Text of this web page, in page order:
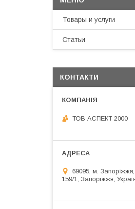
Товары и услуги
Статьи
КОНТАКТИ
ТОВ АСПЕКТ 2000
69095, м.
159/1, Запоріжжя,